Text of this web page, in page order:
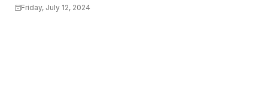
Friday, July 12, 2024